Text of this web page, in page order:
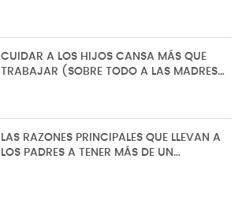
CUIDAR A LOS HIJOS CANSA MÁS QUE
TRABAJAR (SOBRE TODO A LAS MADRES…
LAS RAZONES PRINCIPALES QUE LLEVAN A
LOS PADRES A TENER MÁS DE UN…